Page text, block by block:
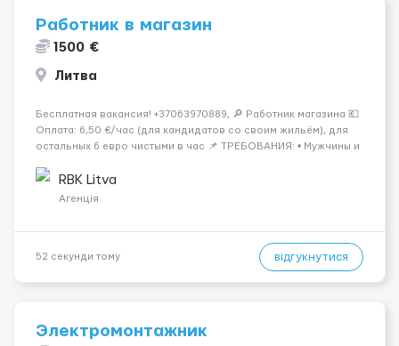
Работник в магазин
1500 €
Литва
Бесплатная вакансия! +37063970889, 🔎 Работник магазина 💶
Оплата: 6,50 €/час (для кандидатов со своим жильём), для
остальных 6 евро чистыми в час 📌 ТРЕБОВАНИЯ: • Мужчины и
работать • Готовность работать в ...
RBK Litva
Агенція
52 секунди тому відгукнутися
Электромонтажник